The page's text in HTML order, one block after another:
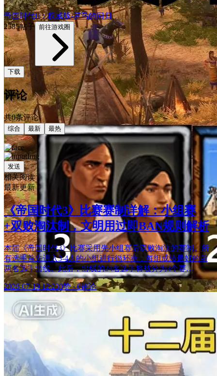
帝国时代II：权威版-罗马的回归
2585帖子 前往游戏圈
下载
评论
共0条评论
综合 最新 最热
发送
相关阅读
最新更新
《帝国时代3》比赛赛制详解：小组赛
+双败淘汰制，文明用过即BAN规则解析
本届《帝国时代3》比赛采用先小组赛后双败淘汰的赛制。所
有选手首先进入3-4人的小组进行循环赛，每组成绩最好的前
两名选手出线。此后，出线的24名选手将被分为3个赛…
2026-07-19 12:230赞·0评论